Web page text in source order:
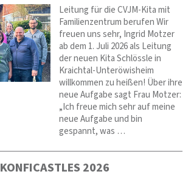
Leitung für die CVJM‑Kita mit
Familienzentrum berufen Wir
freuen uns sehr, Ingrid Motzer
ab dem 1. Juli 2026 als Leitung
der neuen Kita Schlössle in
Kraichtal-Unteröwisheim
willkommen zu heißen! Über ihre
neue Aufgabe sagt Frau Motzer:
„Ich freue mich sehr auf meine
neue Aufgabe und bin
gespannt, was …
KONFICASTLES 2026